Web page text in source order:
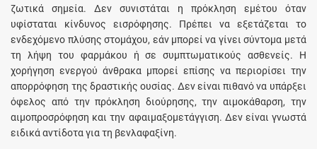
ζωτικά σημεία. Δεν συνιστάται η πρόκληση εμέτου όταν
υφίσταται κίνδυνος εισρόφησης. Πρέπει να εξετάζεται το
ενδεχόμενο πλύσης στομάχου, εάν μπορεί να γίνει σύντομα μετά
τη λήψη του φαρμάκου ή σε συμπτωματικούς ασθενείς. Η
χορήγηση ενεργού άνθρακα μπορεί επίσης να περιορίσει την
απορρόφηση της δραστικής ουσίας. Δεν είναι πιθανό να υπάρξει
όφελος από την πρόκληση διούρησης, την αιμοκάθαρση, την
αιμοπροσρόφηση και την αφαιμαξομετάγγιση. Δεν είναι γνωστά
ειδικά αντίδοτα για τη βενλαφαξίνη.